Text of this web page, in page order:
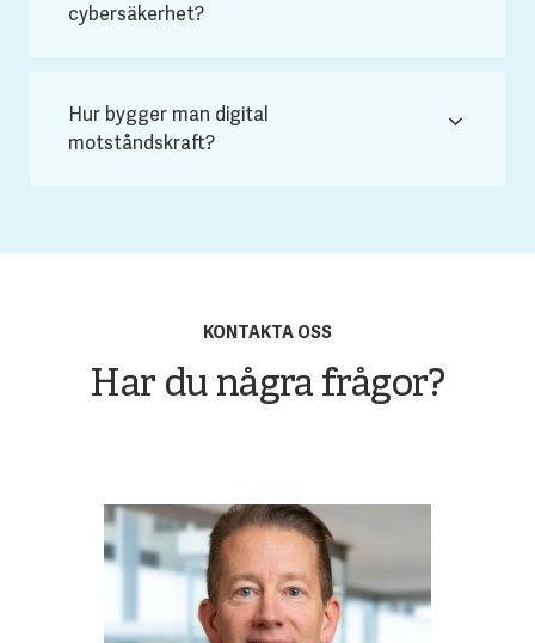
cybersäkerhet?
Hur bygger man digital
motståndskraft?
KONTAKTA OSS
Har du några frågor?